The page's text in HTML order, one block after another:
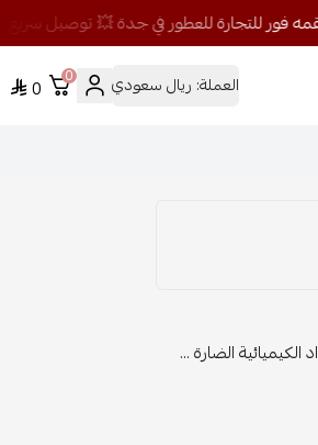
العملة: ريال سعودي 0
0
الضارة ...